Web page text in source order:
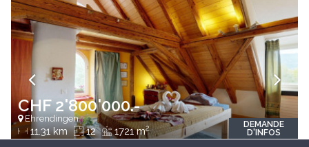
CHF 2'800'000.-
Ehrendingen
11.31 km 12 1721 m2
DEMANDE
D'INFOS